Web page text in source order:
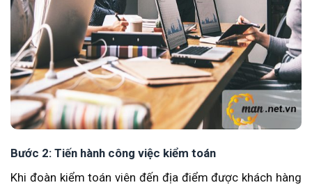
Bước 2: Tiến hành công việc kiểm toán
Khi đoàn kiểm toán viên đến địa điểm được khách hàng